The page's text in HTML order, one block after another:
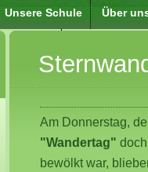
Unsere Schule Über
Am Donnerstag,
"Wandertag"
bewölkt war,